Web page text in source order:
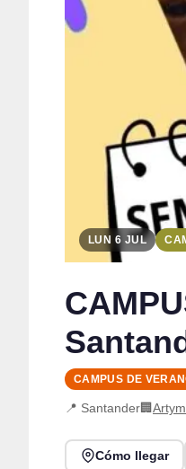
LUN 6 JUL
CAMPUS DE
📍 Santander🏢Artym
Cómo llegar